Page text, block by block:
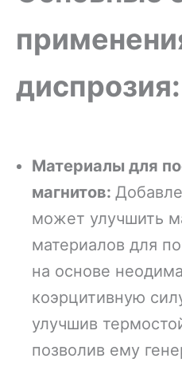
диспрозия:
Материалы для
магнитов:
может улучшить
материалов для
на основе
коэрцитивную
улучшив
позволив ему